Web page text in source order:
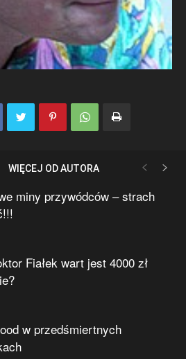
WIĘCEJ OD AUTORA
miny przywódców – strach
Fiałek wart jest 4000 zł
w przedśmiertnych